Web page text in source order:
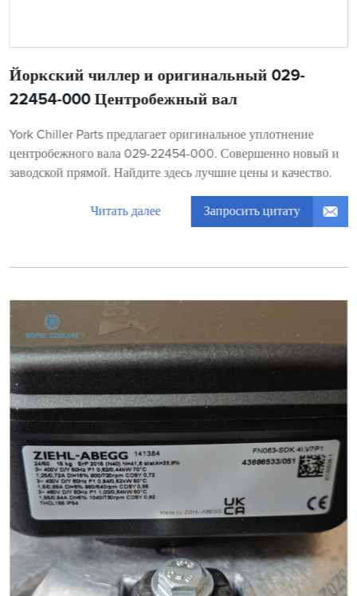
Йоркский чиллер и оригинальный 029-
22454-000 Центробежный вал
York Chiller Parts предлагает оригинальное уплотнение
центробежного вала 029-22454-000. Совершенно новый и
заводской прямой. Найдите здесь лучшие цены и качество.
Читать далее Запросить цитату